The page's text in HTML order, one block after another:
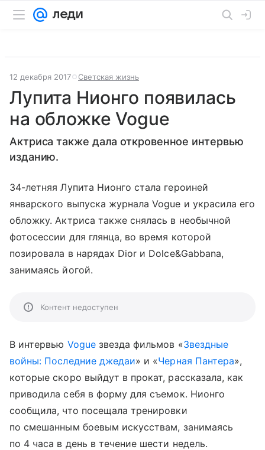
12 декабря 2017 Светская жизнь
Лупита Нионго появилась
на обложке Vogue
Актриса также дала откровенное интервью
изданию.
34-летняя Лупита Нионго стала героиней
январского выпуска журнала Vogue и украсила его
обложку. Актриса также снялась в необычной
фотосессии для глянца, во время которой
позировала в нарядах Dior и Dolce&Gabbana,
занимаясь йогой.
Контент недоступен
В интервью Vogueзвезда фильмов «Звездные
войны: Последние джедаи» и «Черная Пантера»,
которые скоро выйдут в прокат, рассказала, как
приводила себя в форму для съемок. Нионго
сообщила, что посещала тренировки
по смешанным боевым искусствам, занимаясь
по 4 часа в день в течение шести недель.